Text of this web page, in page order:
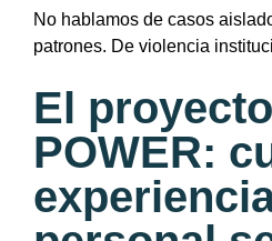
No hablamos de casos
patrones. De violencia
El proyecto
POWER: